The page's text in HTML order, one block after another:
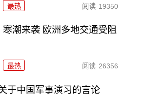
最热 阅读 19350
寒潮来袭 欧洲多地交通受阻
最热 阅读 26356
于中国军事演习的言论